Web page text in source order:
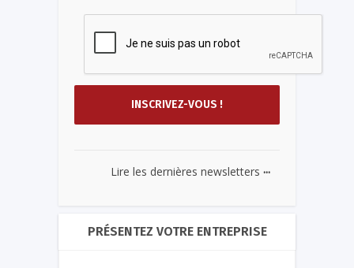
Lire les dernières newsletters ...
PRÉSENTEZ VOTRE ENTREPRISE